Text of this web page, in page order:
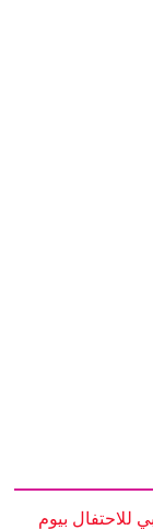
للاحتفال بيوم